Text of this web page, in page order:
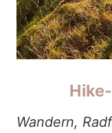
Wandern,